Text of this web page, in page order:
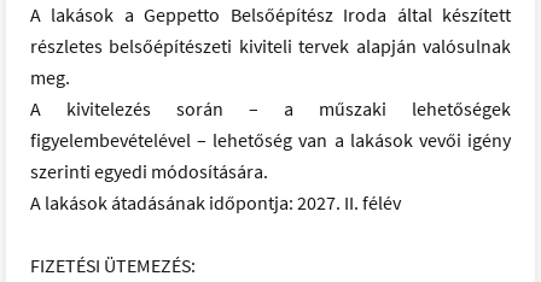
A lakások a Geppetto Belsőépítész Iroda által készített
részletes belsőépítészeti kiviteli tervek alapján valósulnak
meg.
A kivitelezés során – a műszaki lehetőségek
figyelembevételével – lehetőség van a lakások vevői igény
szerinti egyedi módosítására.
A lakások átadásának időpontja: 2027. II. félév
FIZETÉSI ÜTEMEZÉS: